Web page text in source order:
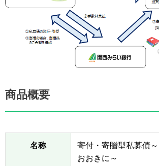
商品概要
名称
寄付・寄贈型私募債
おおきに～